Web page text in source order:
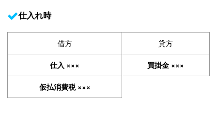
仕入れ時
借方 貸方
仕入 ××× 買掛金 ×××
仮払消費税 ×××